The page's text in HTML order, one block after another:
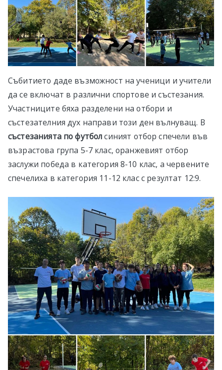
Събитието даде възможност на ученици и учители
да се включат в различни спортове и състезания.
Участниците бяха разделени на отбори и
състезателния дух направи този ден вълнуващ. В
състезанията по футболсиният отбор спечели във
възрастова група 5-7 клас, оранжевият отбор
заслужи победа в категория 8-10 клас, а червените
спечелиха в категория 11-12 клас с резултат 12:9.